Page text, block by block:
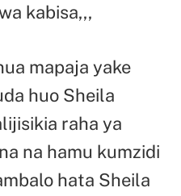
kabisa,,,
mapaja yake
huo Sheila
raha ya
na hamu kumzidi
hata Sheila